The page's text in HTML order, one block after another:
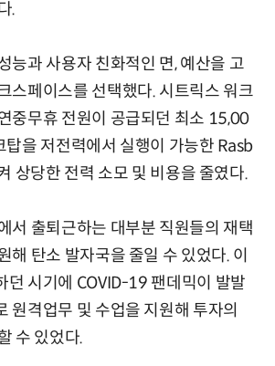
.
능과 사용자 친화적인 면, 예산을 고
스페이스를 선택했다. 시트릭스 워크
중무휴 전원이 공급되던 최소 15,00
을 저전력에서 실행이 가능한 Rasb
상당한 전력 소모 및 비용을 줄였다.
서 출퇴근하는 대부분 직원들의 재택
해 탄소 발자국을 줄일 수 있었다. 이
던 시기에 COVID-19 팬데믹이 발발
원격업무 및 수업을 지원해 투자의
수 있었다.